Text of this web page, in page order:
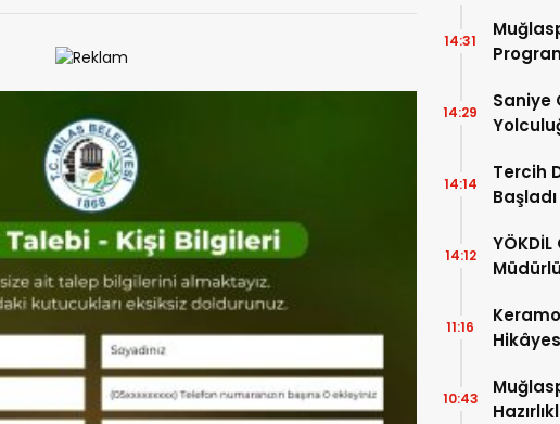
14:31
Saniye
14:29
Tercih
Başladı
14:14
14:12
11:16
10:43